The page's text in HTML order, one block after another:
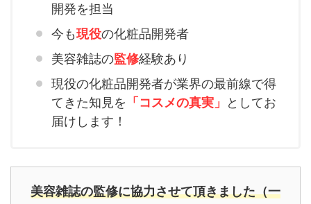
開発を担当
今も現役の化粧品開発者
美容雑誌の監修経験あり
現役の化粧品開発者が業界の最前線で得
てきた知見を 「コスメの真実」
としてお
届けします！
美容雑誌の監修に協力させて頂きました（一